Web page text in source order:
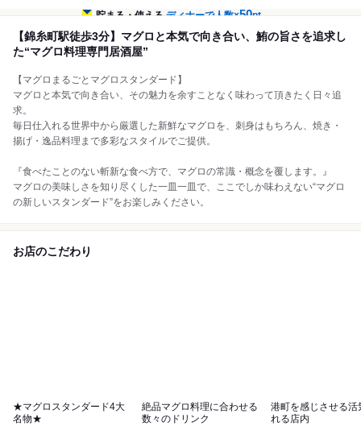
貯まる・使えるディナーで人数×50pt
【錦糸町駅徒歩3分】マグロと本気で向き合い、鮪の旨さを追求し
た“マグロ料理専門居酒屋”
【マグロまるごとマグロスタンダード】
マグロと本気で向き合い、その魅力を余すことなく味わって頂きたく日々追
求。
毎日仕入れる世界中から厳選した新鮮なマグロを、刺身はもちろん、焼き・
揚げ・逸品料理まで多彩なスタイルでご提供。
『食べたことのない斬新な食べ方で、マグロの常識・概念を覆します。』
マグロの美味しさを知り尽くした一皿一皿で、ここでしか味わえない“マグロ
の新しいスタンダード”をお楽しみください。
お店のこだわり
★マグロスタンダード4大
名物★
絶品マグロ料理に合わせる
数々のドリンク
港町を感じさせる活
れる店内